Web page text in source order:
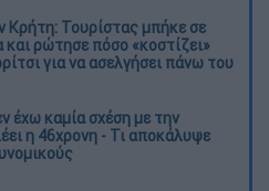
Κρήτη: Τουρίστας μπήκε σε
ρώτησε πόσο «κοστίζει»
για να ασελγήσει πάνω του
έχω καμία σχέση με την
η 46χρονη - Τι αποκάλυψε